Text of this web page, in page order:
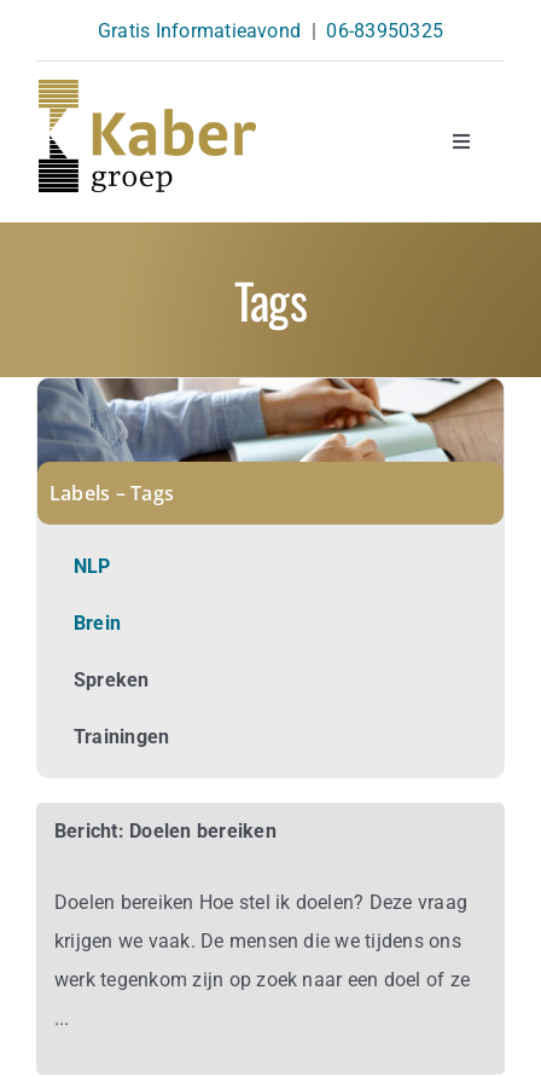
content
Gratis Informatieavond | 06-83950325
Toggle
Opleidingen
Agenda
Over Ons
Kennisbank
Tags
Labels – Tags
NLP
Brein
Spreken
Trainingen
Bericht: Doelen bereiken
Doelen bereiken Hoe stel ik doelen? Deze vraag
krijgen we vaak. De mensen die we tijdens ons
werk tegenkom zijn op zoek naar een doel of ze
...